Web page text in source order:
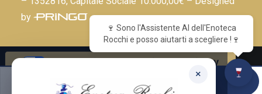
by
🍷 Sono l'Assistente AI dell'Enoteca
Rocchi e posso aiutarti a scegliere !🍷
×
Informativa sulla raccolta
Le tue preferenze relative alla privacy